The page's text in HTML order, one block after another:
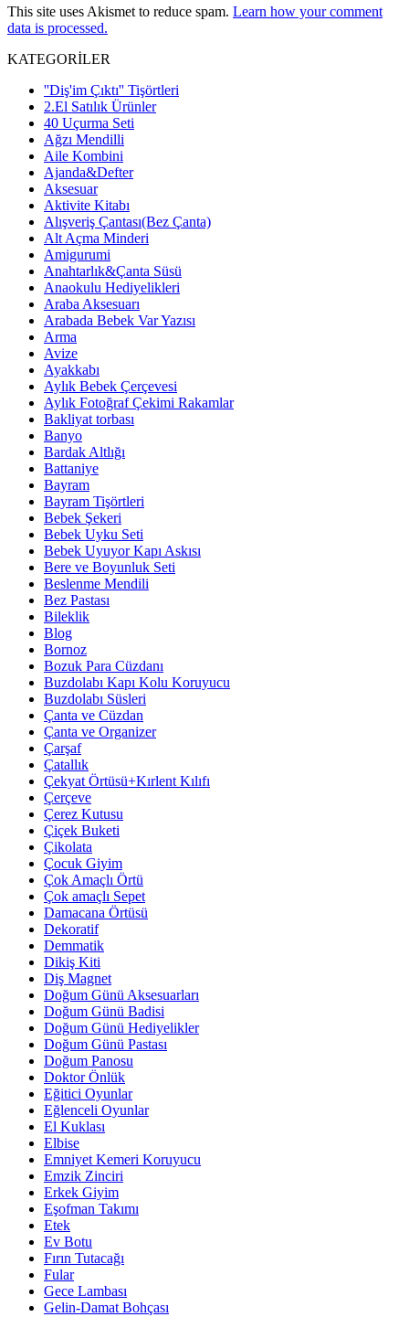
This site uses Akismet to reduce spam. Learn how your comment
data is processed.
KATEGORİLER
''Diş'im Çıktı'' Tişörtleri
2.El Satılık Ürünler
40 Uçurma Seti
Ağzı Mendilli
Aile Kombini
Ajanda&Defter
Aksesuar
Aktivite Kitabı
Alışveriş Çantası(Bez Çanta)
Alt Açma Minderi
Amigurumi
Anahtarlık&Çanta Süsü
Anaokulu Hediyelikleri
Araba Aksesuarı
Arabada Bebek Var Yazısı
Arma
Avize
Ayakkabı
Aylık Bebek Çerçevesi
Aylık Fotoğraf Çekimi Rakamlar
Bakliyat torbası
Banyo
Bardak Altlığı
Battaniye
Bayram
Bayram Tişörtleri
Bebek Şekeri
Bebek Uyku Seti
Bebek Uyuyor Kapı Askısı
Bere ve Boyunluk Seti
Beslenme Mendili
Bez Pastası
Bileklik
Blog
Bornoz
Bozuk Para Cüzdanı
Buzdolabı Kapı Kolu Koruyucu
Buzdolabı Süsleri
Çanta ve Cüzdan
Çanta ve Organizer
Çarşaf
Çatallık
Çekyat Örtüsü+Kırlent Kılıfı
Çerçeve
Çerez Kutusu
Çiçek Buketi
Çikolata
Çocuk Giyim
Çok Amaçlı Örtü
Çok amaçlı Sepet
Damacana Örtüsü
Dekoratif
Demmatik
Dikiş Kiti
Diş Magnet
Doğum Günü Aksesuarları
Doğum Günü Badisi
Doğum Günü Hediyelikler
Doğum Günü Pastası
Doğum Panosu
Doktor Önlük
Eğitici Oyunlar
Eğlenceli Oyunlar
El Kuklası
Elbise
Emniyet Kemeri Koruyucu
Emzik Zinciri
Erkek Giyim
Eşofman Takımı
Etek
Ev Botu
Fırın Tutacağı
Fular
Gece Lambası
Gelin-Damat Bohçası